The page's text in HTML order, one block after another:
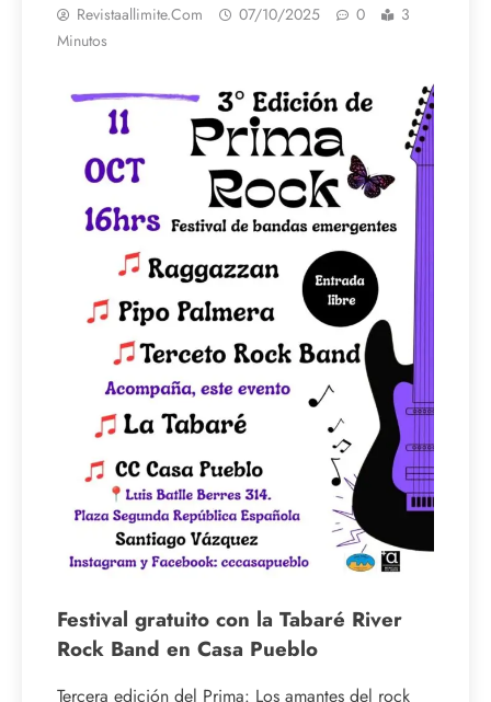
Revistaallimite.com 07/10/2025 0
3
Minutos
Festival gratuito con la Tabaré River
Rock Band en Casa Pueblo
Tercera edición del Prima: Los amantes del rock